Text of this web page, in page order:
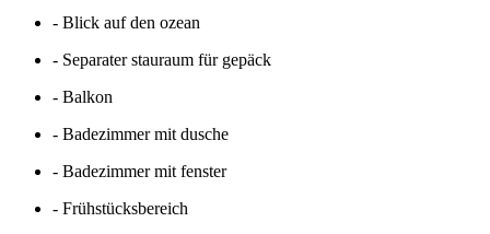
- Blick auf den ozean
- Separater stauraum für gepäck
- Balkon
- Badezimmer mit dusche
- Badezimmer mit fenster
- Frühstücksbereich